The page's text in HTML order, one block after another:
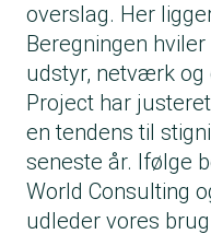
overslag. Her
Beregningen
udstyr, netværk og
Project har
en tendens til
seneste år. Ifølge
World Consulting
udleder vores